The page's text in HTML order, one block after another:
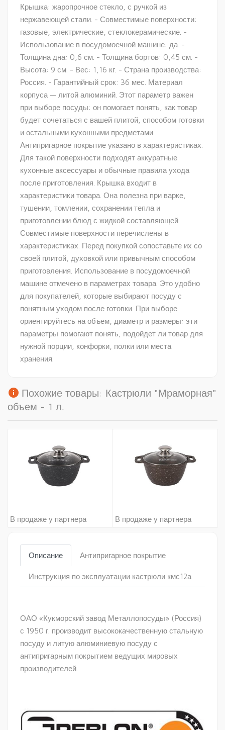
Крышка: жаропрочное стекло, с ручкой из
нержавеющей стали. - Совместимые поверхности:
газовые, электрические, стеклокерамические. -
Использование в посудомоечной машине: да. -
Толщина дна: 0,6 см. - Толщина бортов: 0,45 см. -
Высота: 9 см. - Вес: 1,16 кг. - Страна производства:
Россия. - Гарантийный срок: 36 мес. Материал
корпуса — литой алюминий. Этот параметр важен
при выборе посуды: он помогает понять, как товар
будет сочетаться с вашей плитой, способом готовки
и остальными кухонными предметами.
Антипригарное покрытие указано в характеристиках.
Для такой поверхности подходят аккуратные
кухонные аксессуары и обычные правила ухода
после приготовления. Крышка входит в
характеристики товара. Она полезна при варке,
тушении, томлении, сохранении тепла и
приготовлении блюд с жидкой составляющей.
Совместимые поверхности перечислены в
характеристиках. Перед покупкой сопоставьте их со
своей плитой, духовкой или привычным способом
приготовления. Использование в посудомоечной
машине отмечено в параметрах товара. Это удобно
для покупателей, которые выбирают посуду с
понятным уходом после готовки. При выборе
ориентируйтесь на объем, диаметр и размеры: эти
параметры помогают понять, подойдет ли товар для
нужной порции, конфорки, полки или места
хранения.
info Похожие товары: Кастрюли "Мраморная"
объем - 1 л.
В продаже у партнера В продаже у партнера
Описание Антипригарное покрытие
Инструкция по эксплуатации кастрюли кмс12а
ОАО «Кукморский завод Металлопосуды» (Россия)
с 1950 г. производит высококачественную стальную
посуду и литую алюминиевую посуду с
антипригарным покрытием ведущих мировых
производителей.